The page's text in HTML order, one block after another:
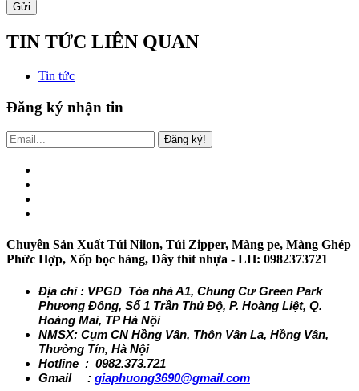
Gửi
TIN TỨC LIÊN QUAN
Tin tức
Đăng ký nhận tin
Đăng ký!
Chuyên Sản Xuất Túi Nilon, Túi Zipper, Màng pe, Màng Ghép
Phức Hợp, Xốp bọc hàng, Dây thít nhựa - LH: 0982373721
Địa chỉ : VPGD Tòa nhà A1, Chung Cư Green Park
Phương Đông, Số 1 Trần Thủ Độ, P. Hoàng Liệt, Q.
Hoàng Mai, TP Hà Nội
NMSX: Cụm CN Hồng Vân, Thôn Vân La, Hồng Vân,
Thường Tín, Hà Nội
Hotline : 0982.373.721
Gmail : giaphuong3690@gmail.com